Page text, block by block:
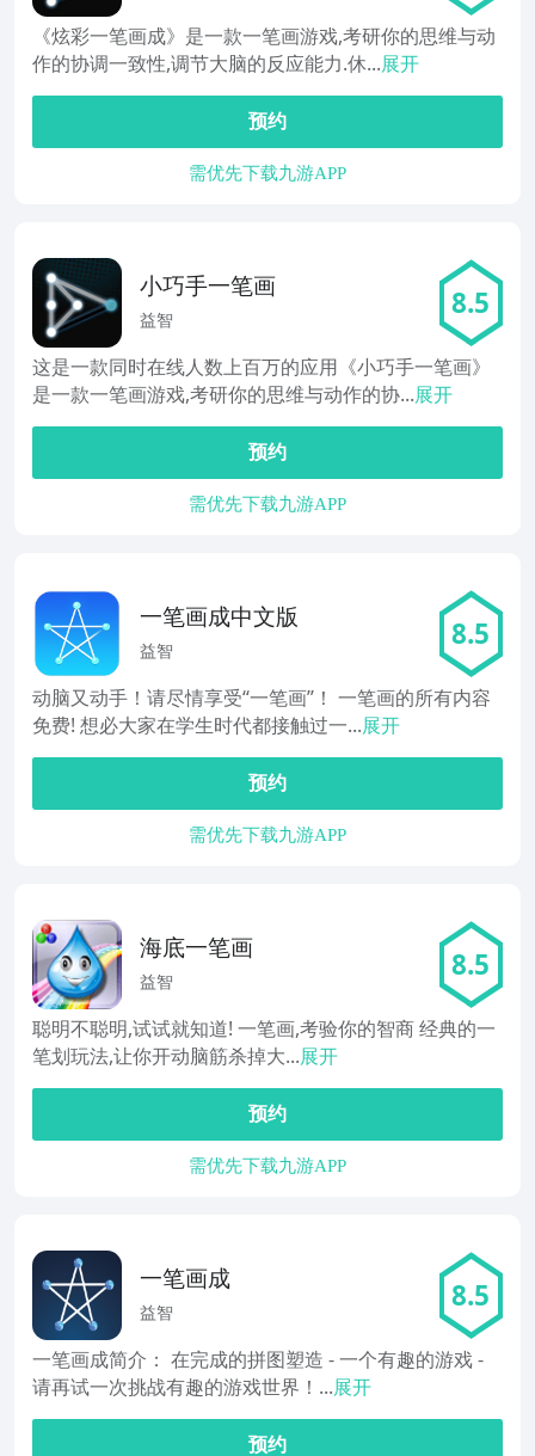
《炫彩一笔画成》是一款一笔画游戏,考研你的思维与动
作的协调一致性,调节大脑的反应能力.休...展开
预约
需优先下载九游APP
小巧手一笔画
益智 8.5
这是一款同时在线人数上百万的应用《小巧手一笔画》
是一款一笔画游戏,考研你的思维与动作的协...展开
预约
需优先下载九游APP
一笔画成中文版
益智 8.5
动脑又动手！请尽情享受“一笔画”！ 一笔画的所有内容
免费! 想必大家在学生时代都接触过一...展开
预约
需优先下载九游APP
海底一笔画
益智 8.5
聪明不聪明,试试就知道! 一笔画,考验你的智商 经典的一
笔划玩法,让你开动脑筋杀掉大...展开
预约
需优先下载九游APP
一笔画成
益智 8.5
一笔画成简介： 在完成的拼图塑造 - 一个有趣的游戏 -
请再试一次挑战有趣的游戏世界！...展开
预约